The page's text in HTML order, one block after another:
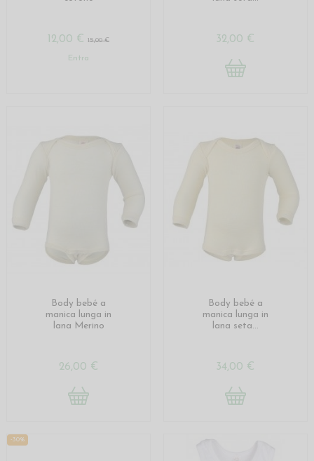
12,00 €15,00 €
Entra
32,00 €
Body bebé a
manica lunga in
lana Merino
26,00 €
Body bebé a
manica lunga in
lana seta...
34,00 €
-30%